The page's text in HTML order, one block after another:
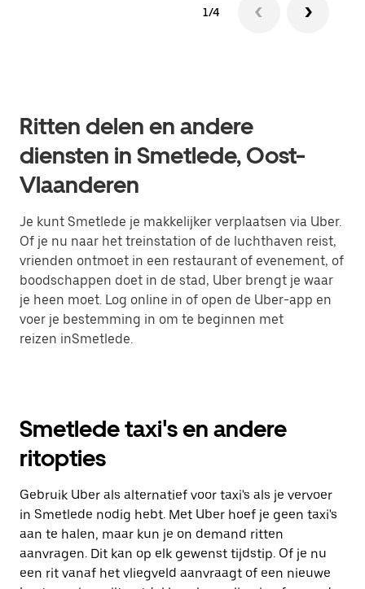
1/4
Ritten delen en andere
diensten in Smetlede, Oost-
Vlaanderen
Je kunt Smetlede je makkelijker verplaatsen via Uber.
Of je nu naar het treinstation of de luchthaven reist,
vrienden ontmoet in een restaurant of evenement, of
boodschappen doet in de stad, Uber brengt je waar
je heen moet. Log online in of open de Uber-app en
voer je bestemming in om te beginnen met
reizen inSmetlede.
Smetlede taxi's en andere
ritopties
Gebruik Uber als alternatief voor taxi's als je vervoer
in Smetlede nodig hebt. Met Uber hoef je geen taxi's
aan te halen, maar kun je on demand ritten
aanvragen. Dit kan op elk gewenst tijdstip. Of je nu
een rit vanaf het vliegveld aanvraagt of een nieuwe